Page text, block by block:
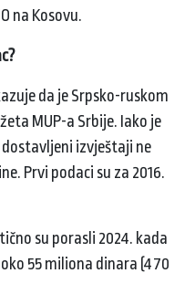
na Kosovu.
da je Srpsko-ruskom
MUP-a Srbije. Iako je
izvještaji ne
Prvi podaci su za 2016.
su porasli 2024. kada
55 miliona dinara (470